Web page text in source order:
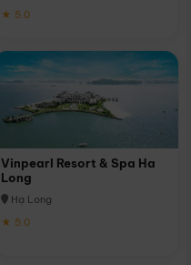
★ 5.0
Vinpearl Resort & Spa Ha
Long
Hạ Long
★ 5.0